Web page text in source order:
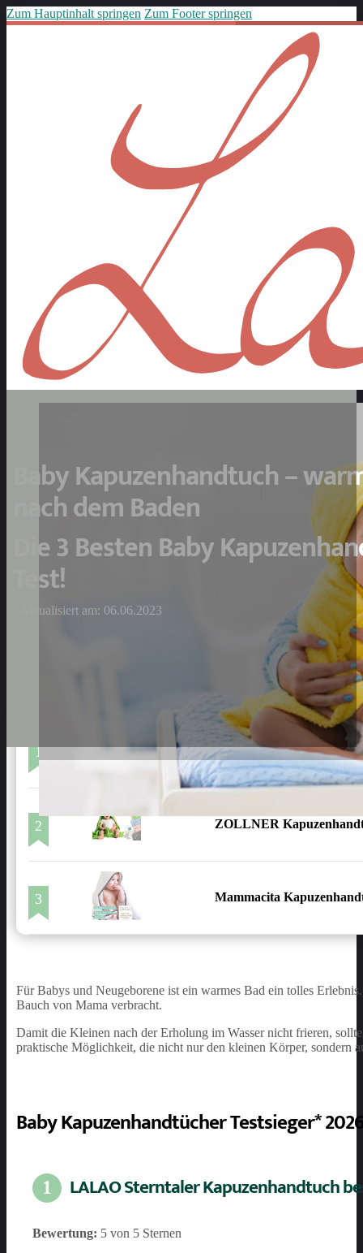
Zum Hauptinhalt springen Zum Footer springen
Baby Kapuzenhandtuch –
nach dem Baden
Die 3 Besten Baby
Test!
Aktualisiert am: 06.06.2023
1 LALAO Sterntaler
2 ZOLLNER
3 Mammacita
Für Babys und Neugeborene ist ein warmes Bad ein tolles
Bauch von Mama verbracht.
Damit die Kleinen nach der Erholung im Wasser nicht frieren,
praktische Möglichkeit, die nicht nur den kleinen Körper, sondern
Baby Kapuzenhandtücher Testsieger*
1 LALAO Sterntaler Kapuzenhandtuch
Bewertung: 5 von 5 Sternen